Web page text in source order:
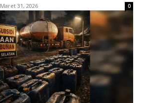
Maret 31, 2026 0